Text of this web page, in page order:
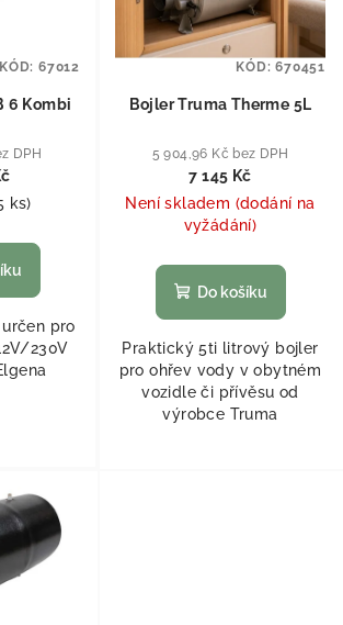
6 Kombi
DPH
ks)
pro
230V
KÓD: 67012
Bojler Truma Therme 5L
5 904,96 Kč bez DPH
7 145 Kč
Není skladem (dodání na
vyžádání)
Do košíku
Praktický 5ti litrový bojler
pro ohřev vody v obytném
vozidle či přívěsu od
výrobce Truma
KÓD:670451